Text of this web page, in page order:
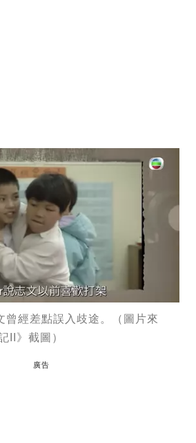
曾經差點誤入歧途。（圖片來
II》截圖）
廣告